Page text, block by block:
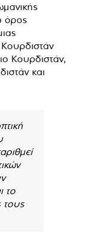
όρος
Κουρδιστάν,
και
το
τους